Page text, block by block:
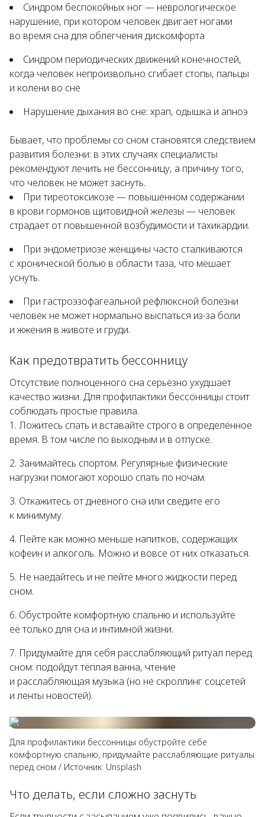
Синдром беспокойных ног — неврологическое
нарушение, при котором человек двигает ногами
во время сна для облегчения дискомфорта
Синдром периодических движений конечностей,
когда человек непроизвольно сгибает стопы, пальцы
и колени во сне
Нарушение дыхания во сне: храп, одышка и апноэ
Бывает, что проблемы со сном становятся следствием
развития болезни: в этих случаях специалисты
рекомендуют лечить не бессонницу, а причину того,
что человек не может заснуть.
При тиреотоксикозе — повышенном содержании
в крови гормонов щитовидной железы — человек
страдает от повышенной возбудимости и тахикардии.
При эндометриозе женщины часто сталкиваются
с хронической болью в области таза, что мешает
уснуть.
При гастроэзофагеальной рефлюксной болезни
человек не может нормально выспаться из-за боли
и жжения в животе и груди.
Как предотвратить бессонницу
Отсутствие полноценного сна серьёзно ухудшает
качество жизни. Для профилактики бессонницы стоит
соблюдать простые правила.
Ложитесь спать и вставайте строго в определённое
время. В том числе по выходным и в отпуске.
Занимайтесь спортом. Регулярные физические
нагрузки помогают хорошо спать по ночам.
Откажитесь от дневного сна или сведите его
к минимуму.
Пейте как можно меньше напитков, содержащих
кофеин и алкоголь. Можно и вовсе от них отказаться.
Не наедайтесь и не пейте много жидкости перед
сном.
Обустройте комфортную спальню и используйте
её только для сна и интимной жизни.
Придумайте для себя расслабляющий ритуал перед
сном: подойдут тёплая ванна, чтение
и расслабляющая музыка (но не скроллинг соцсетей
и ленты новостей).
Для профилактики бессонницы обустройте себе
комфортную спальню, придумайте расслабляющие ритуалы
перед сном / Источник: Unsplash
Что делать, если сложно заснуть